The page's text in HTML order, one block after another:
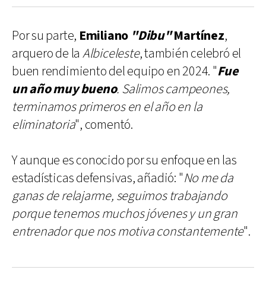
Por su parte, Emiliano "Dibu"Martínez,
arquero de la Albiceleste, también celebró el
buen rendimiento del equipo en 2024. "Fue
un año muy bueno. Salimos campeones,
terminamos primeros en el año en la
eliminatoria", comentó.
Y aunque es conocido por su enfoque en las
estadísticas defensivas, añadió: "No me da
ganas de relajarme, seguimos trabajando
porque tenemos muchos jóvenes y un gran
entrenador que nos motiva constantemente".